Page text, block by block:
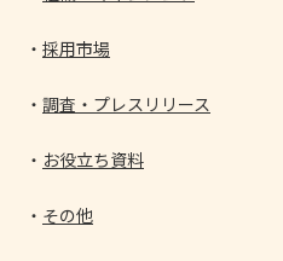
採用市場
調査・プレスリリース
お役立ち資料
その他